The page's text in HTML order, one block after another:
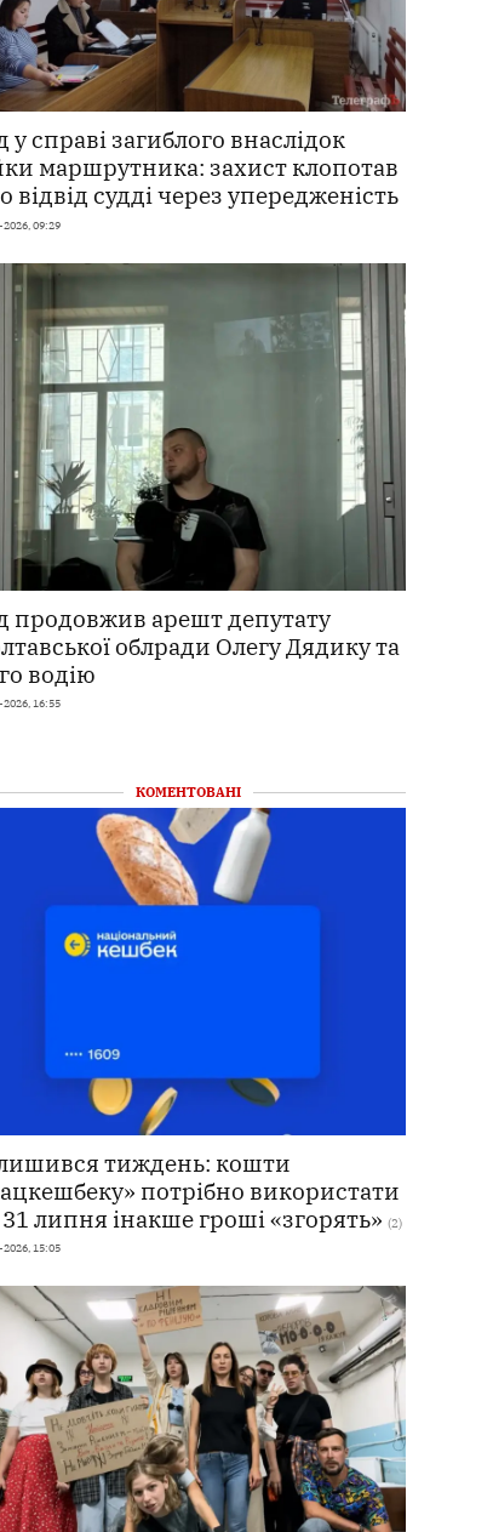
у справі загиблого внаслідок
маршрутника: захист клопотав
відвід судді через упередженість
09:29
продовжив арешт депутату
облради Олегу Дядику та
водію
16:55
КОМЕНТОВАНІ
тиждень: кошти
потрібно використати
липня інакше гроші «згорять» (2)
15:05